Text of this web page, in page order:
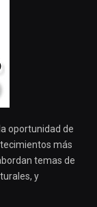
oportunidad de
más
temas de
y